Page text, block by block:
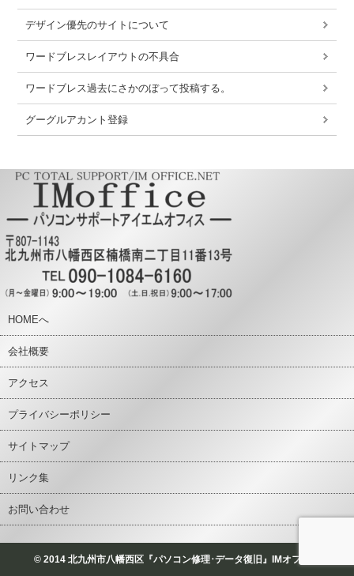
デザイン優先のサイトについて
ワードブレスレイアウトの不具合
ワードブレス過去にさかのぼって投稿する。
グーグルアカント登録
HOMEへ
会社概要
アクセス
プライバシーポリシー
サイトマップ
リンク集
お問い合わせ
© 2014 北九州市八幡西区『パソコン修理･データ復旧』IMオフィス